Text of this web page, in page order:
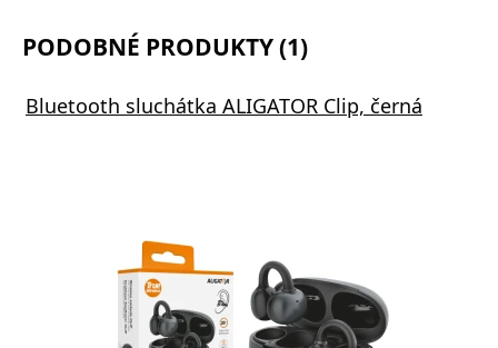
PODOBNÉ PRODUKTY (1)
Bluetooth sluchátka ALIGATOR Clip, černá